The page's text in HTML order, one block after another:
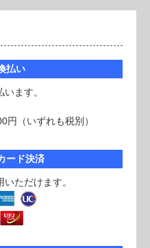
払い
ます。
円（いずれも税別）
ード決済
ただけます。